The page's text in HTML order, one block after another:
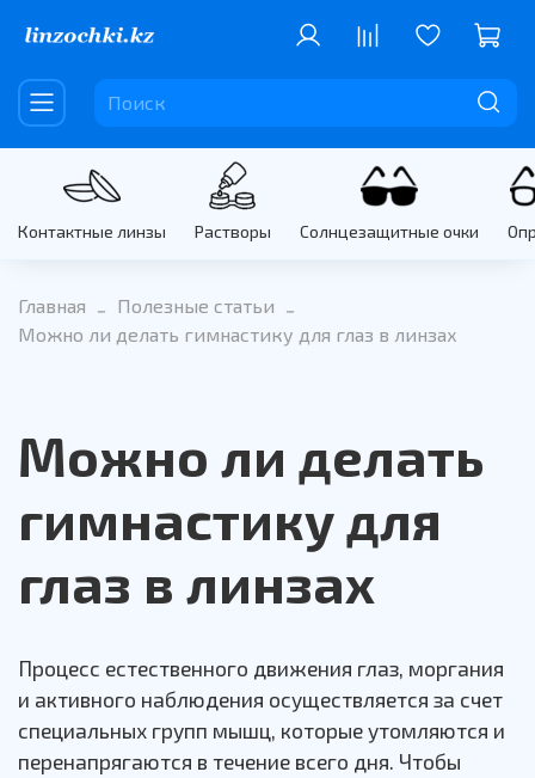
Контактные линзы Растворы Солнцезащитные очки
Главная
Полезные статьи
Можно ли делать гимнастику для глаз в линзах
Можно ли делать
гимнастику для
глаз в линзах
Процесс естественного движения глаз, моргания
и активного наблюдения осуществляется за счет
специальных групп мышц, которые утомляются и
перенапрягаются в течение всего дня. Чтобы